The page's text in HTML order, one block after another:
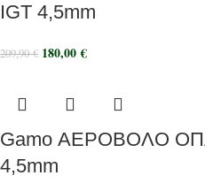
IGT 4,5mm
209,90€ 180,00€
Gamo ΑΕΡΟΒΟΛΟ
4,5mm